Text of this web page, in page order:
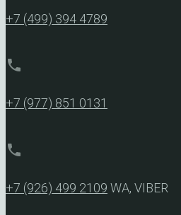
+7 (499) 394 4789
phone
+7 (977) 851 0131
phone
+7 (926) 499 2109 WA, VIBER